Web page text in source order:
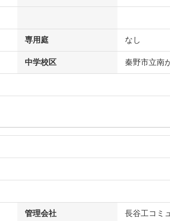
専用庭 なし
中学校区 秦野市立南
管理会社 長谷工コミ